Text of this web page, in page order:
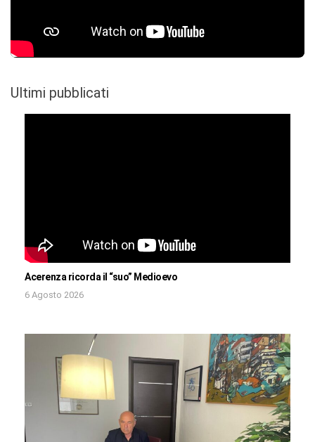
Ultimi pubblicati
Acerenza ricorda il “suo” Medioevo
6 Agosto 2026